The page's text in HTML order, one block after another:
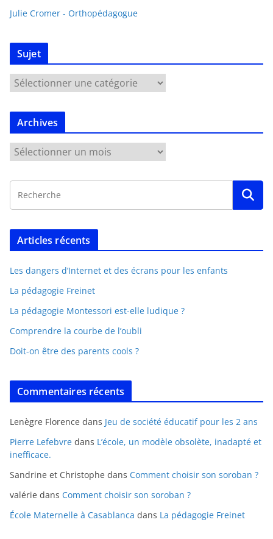
Julie Cromer - Orthopédagogue
Sujet
Archives
Articles récents
Les dangers d’Internet et des écrans pour les enfants
La pédagogie Freinet
La pédagogie Montessori est-elle ludique ?
Comprendre la courbe de l’oubli
Doit-on être des parents cools ?
Commentaires récents
Lenègre Florence dans Jeu de société éducatif pour les 2 ans
Pierre Lefebvre dans L’école, un modèle obsolète, inadapté et
inefficace.
Sandrine et Christophe dans Comment choisir son soroban ?
valérie dans Comment choisir son soroban ?
École Maternelle à Casablanca dans La pédagogie Freinet